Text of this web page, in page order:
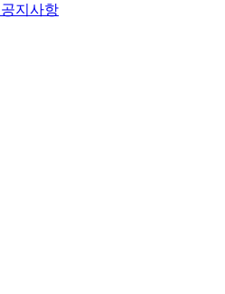
공지사항